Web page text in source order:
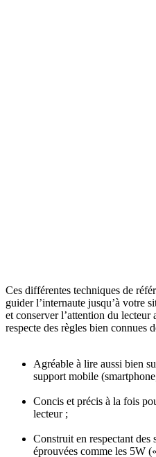
Ces différentes techniques de
guider l’internaute jusqu’à votre
et conserver l’attention du
respecte des règles bien connues
Agréable à lire aussi bien
support mobile
Concis et précis à la fois
lecteur ;
Construit en respectant des
éprouvées comme les 5W